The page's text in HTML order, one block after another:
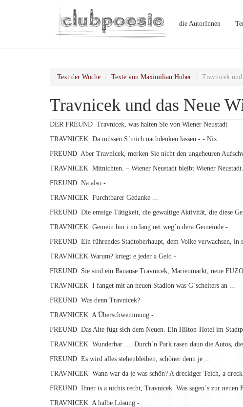
die AutorInnen
Text der Woche Texte von Maximilian Huber Travnicek und
Travnicek und das Neue
DER FREUND Travnicek, was halten Sie von Wiener Neustadt
TRAVNICEK Da müssen S´mich nachdenken lassen - - Nix.
FREUND Aber Travnicek, merken Sie nicht den ungeheuren
TRAVNICEK Mitnichten. – Wiener Neustadt bleibt Wiener Neustadt.
FREUND Na also -
TRAVNICEK Furchtbarer Gedanke ...
FREUND Die emsige Tätigkeit, die gewaltige Aktivität, die diese
TRAVNICEK Gemein bin i no lang net weg´n dera Gemeinde -
FREUND Ein führendes Stadtoberhaupt, dem Volke verwachsen, in
TRAVNICEK Warum? kriegt e jeder a Geld -
FREUND Sie sind ein Banause Travnicek, Marienmarkt, neue
TRAVNICEK I fanget mit an neuen Stadion was G´scheiters an ...
FREUND Was denn Travnicek?
TRAVNICEK A Überschwemmung -
FREUND Das Alte fügt sich dem Neuen. Ein Hilton-Hotel im
TRAVNICEK Wunderbar .... Durch´n Park rasen daun die Autos,
FREUND Es wird alles stehenbleiben, schöner denn je ...
TRAVNICEK Wann war da je was schön? A dreckiger Teich, a
FREUND Ihner is a nichts recht, Travnicek. Was sagen´s zur neuen
TRAVNICEK A halbe Lösung -